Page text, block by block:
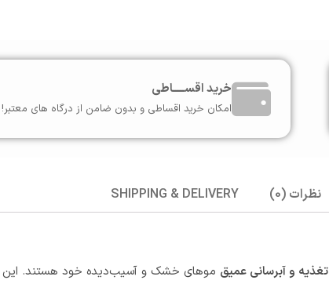
خرید اقســـــاطی
امکان خرید اقساطی و بدون ضامن از درگاه های معتبر!
نظرات (0) SHIPPING & DELIVERY
تغذیه و آبرسانی عمیق موهای خشک و آسیب‌دیده خود هستند. این